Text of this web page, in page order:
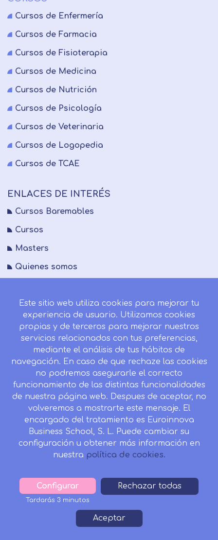
Cursos de Enfermería
Cursos de Farmacia
Cursos de Fisioterapia
Cursos de Medicina
Cursos de Nutrición
Cursos de Psicología
Cursos de Veterinaria
Cursos de Logopedia
Cursos de TCAE
ENLACES DE INTERÉS
Cursos Baremables
Cursos
Masters
Quienes somos
Blog
Mapa del sitio
Desistir contrato aquí
CONTACTO
Camino de la Torrecilla N.º 30 EDIFICIO EDUCA
EDTECH, C.P. 18.200, Maracena (Granada)
958 050 746
Horario de atención al cliente:
Lunes a viernes: 9.00h a 20.00h.
formacion@inesalud.com
Condiciones de Matriculación
Política de Privacidad
Política de Cookies
Este sitio web utiliza cookies para mejorar tu
experiencia de usuario. Utilizamos cookies
propias y de terceros para mejorar nuestros
servicios relacionados con tus preferencias,
mediante el análisis de tus hábitos de
navegación. En caso de que rechaze las cookies
no podremos asegurarle el correcto
funcionamiento de las distintas funcionalidades
de nuestra página web. Despues de aceptar, no
volveremos a mostrarte este mensaje. El
encargado del tratamiento es Euroinnova
Business School, S. L. Puede cambiar su
configuración u obtener más información en
nuestra política de cookies.
Configurar
Tardarás 3 minutos
Rechazar todas
Aceptar
Withdraw
consent